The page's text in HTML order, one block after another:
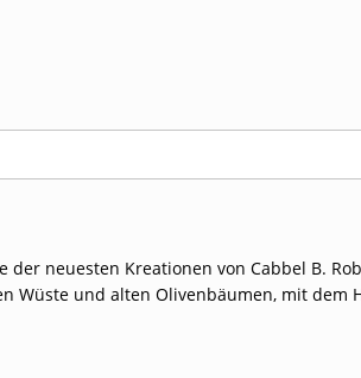
der neuesten Kreationen von Cabbel B.
Wüste und alten Olivenbäumen, mit dem